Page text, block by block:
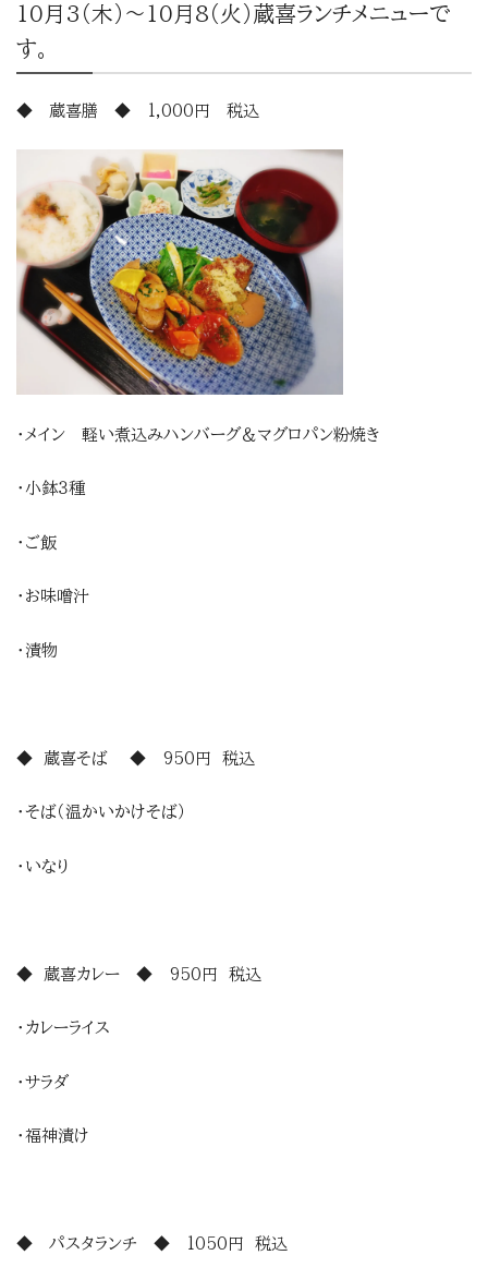
10月3（木）～10月8（火）蔵喜ランチメニューで
す。
◆ 蔵喜膳 ◆ 1,000円 税込
・メイン 軽い煮込みハンバーグ＆マグロパン粉焼き
・小鉢３種
・ご飯
・お味噌汁
・漬物
◆ 蔵喜そば ◆ 950円 税込
・そば（温かいかけそば）
・いなり
◆ 蔵喜カレー ◆ 950円 税込
・カレーライス
・サラダ
・福神漬け
◆ パスタランチ ◆ 1050円 税込